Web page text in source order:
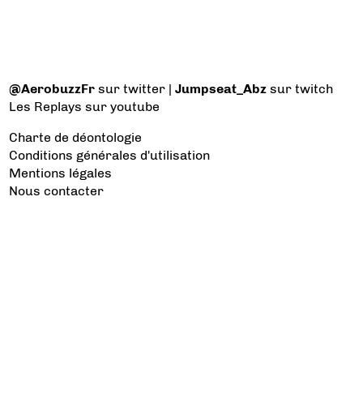
@AerobuzzFr sur twitter |Jumpseat_Abz sur twitch
Les Replays sur youtube
Charte de déontologie
Conditions générales d'utilisation
Mentions légales
Nous contacter